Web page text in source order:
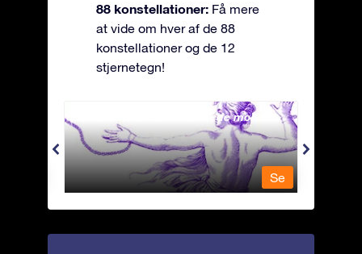
88 konstellationer: Få mere
at vide om hver af de 88
konstellationer og de 12
stjernetegn!
Andromeda - Den lænkede mø
Se